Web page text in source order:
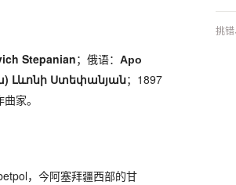
Stepanian；俄语： Аро
Լևոնի Ստեփանյան；1897
家。
，今阿塞拜疆西部的甘
挑错